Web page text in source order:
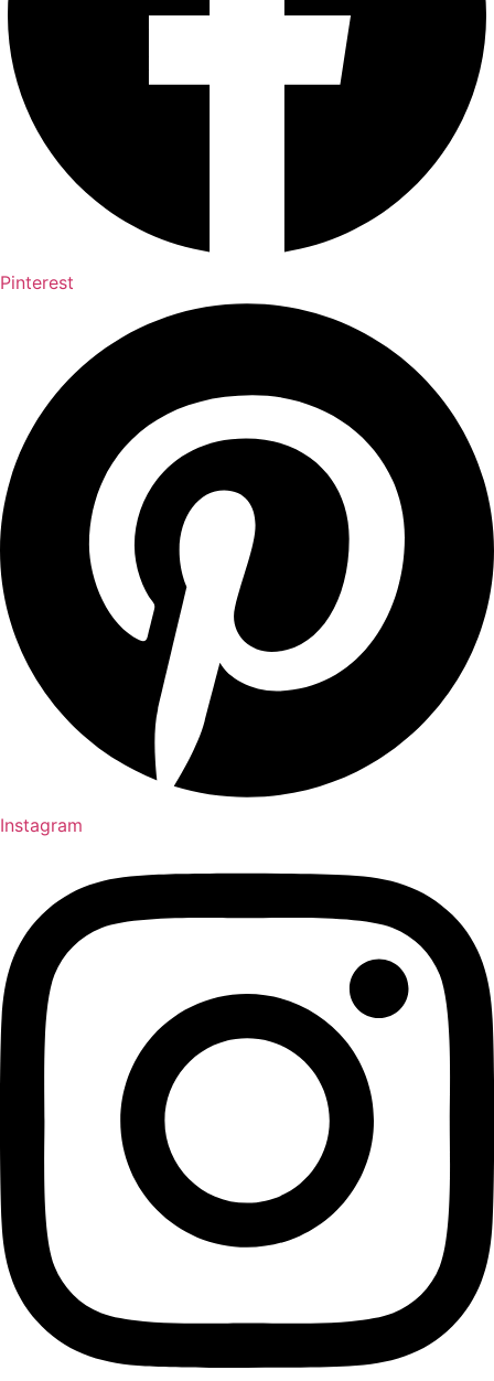
Pinterest
Instagram